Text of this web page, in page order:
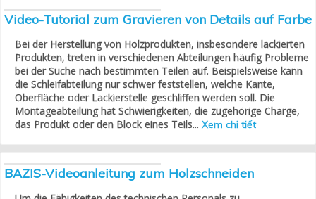
Video-Tutorial zum Gravieren von Details auf Farbe
Bei der Herstellung von Holzprodukten, insbesondere lackierten
Produkten, treten in verschiedenen Abteilungen häufig Probleme
bei der Suche nach bestimmten Teilen auf. Beispielsweise kann
die Schleifabteilung nur schwer feststellen, welche Kante,
Oberfläche oder Lackierstelle geschliffen werden soll. Die
Montageabteilung hat Schwierigkeiten, die zugehörige Charge,
das Produkt oder den Block eines Teils... Xem chi tiết
BAZIS-Videoanleitung zum Holzschneiden